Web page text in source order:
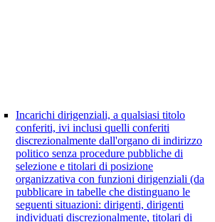
Incarichi dirigenziali, a qualsiasi titolo
conferiti, ivi inclusi quelli conferiti
discrezionalmente dall'organo di indirizzo
politico senza procedure pubbliche di
selezione e titolari di posizione
organizzativa con funzioni dirigenziali (da
pubblicare in tabelle che distinguano le
seguenti situazioni: dirigenti, dirigenti
individuati discrezionalmente, titolari di